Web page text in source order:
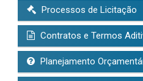
Processos de Licitação
Contratos e Termos
Planejamento